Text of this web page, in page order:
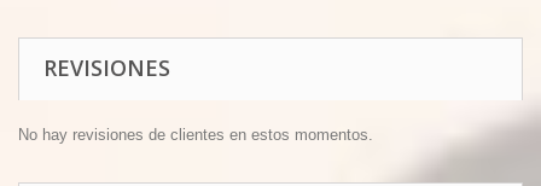
REVISIONES
No hay revisiones de clientes en estos momentos.